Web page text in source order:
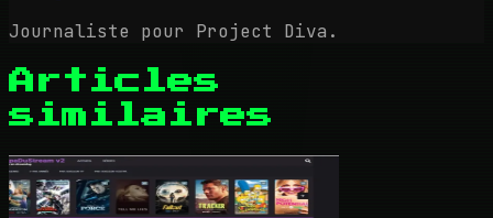
Journaliste pour Project Diva.
Articles
similaires